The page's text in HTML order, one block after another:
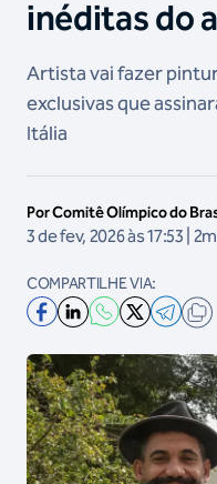
inéditas do
Artista vai fazer
exclusivas que
Itália
Por Comitê Olímpico do
3 de fev, 2026 às 17:53 |
COMPARTILHE VIA: